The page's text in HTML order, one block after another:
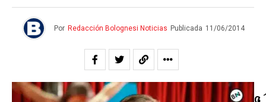
Por Redacción Bolognesi Noticias Publicada 11/06/2014